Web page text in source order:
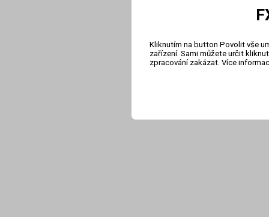
Kliknutím na button Povolit vše
zařízení. Sami můžete určit
zpracování zakázat. Více